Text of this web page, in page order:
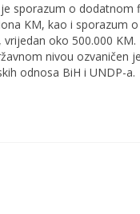
sporazum o
KM, kao i sporazum
oko 500.000
nivou ozvaničen
odnosa BiH i UNDP-a.